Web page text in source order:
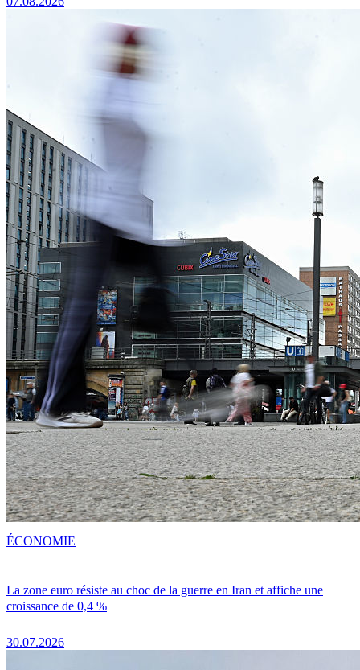
La zone euro résiste au choc de la guerre en Iran et affiche une
croissance de 0,4 %
30.07.2026
ÉCONOMIE